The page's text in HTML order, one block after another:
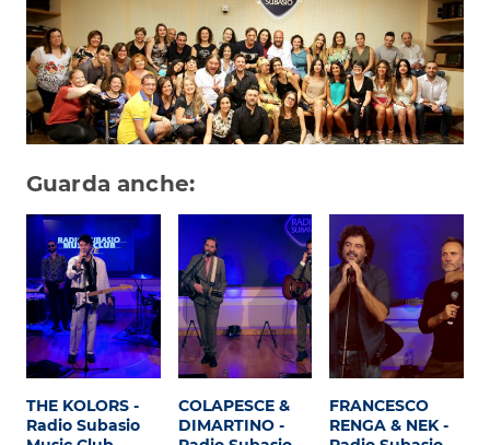
Guarda anche:
THE KOLORS -
Radio Subasio
COLAPESCE &
DIMARTINO -
FRANCESCO
RENGA & NEK -